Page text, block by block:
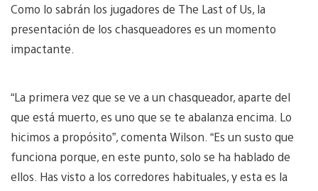
Como lo sabrán los jugadores de The Last of Us, la
presentación de los chasqueadores es un momento
impactante.
“La primera vez que se ve a un chasqueador, aparte del
que está muerto, es uno que se te abalanza encima. Lo
hicimos a propósito”, comenta Wilson. “Es un susto que
funciona porque, en este punto, solo se ha hablado de
ellos. Has visto a los corredores habituales, y esta es la